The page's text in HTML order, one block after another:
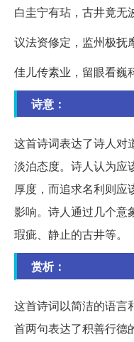
白圭宁有玷，古井竟无
议法资修定，监州极抚
佳儿传素业，留眼看巍
诗意：
这首诗词表达了诗人对
淡泊态度。诗人认为应
厚度，而追求名利则应
影响。诗人通过几个意
瑕疵、静止的古井等。
赏析：
这首诗词以简洁的语言
首两句表达了积善行德